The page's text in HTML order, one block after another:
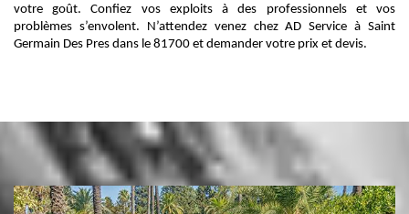
votre goût. Confiez vos exploits à des professionnels et vos
problèmes s’envolent. N’attendez venez chez AD Service à Saint
Germain Des Pres dans le 81700 et demander votre prix et devis.